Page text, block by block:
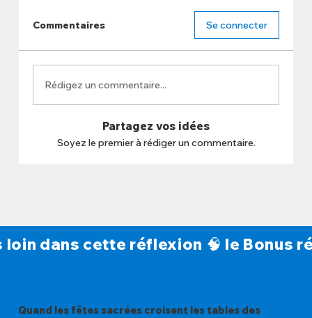
Commentaires Se connecter
Rédigez un commentaire...
Partagez vos idées
Soyez le premier à rédiger un commentaire.
loin dans cette réflexion 🧠 le Bonus
Quand les fêtes sacrées croisent les tables des